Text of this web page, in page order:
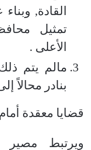
القادة,
تمثيل
الأعلى .
مالم يتم
بنادر محالاً
قضايا معقدة
ويرتبط مصير